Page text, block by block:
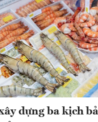
dựng ba kịch